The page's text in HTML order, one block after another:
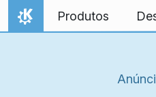
Ir para o conteúdo
Início
Produtos